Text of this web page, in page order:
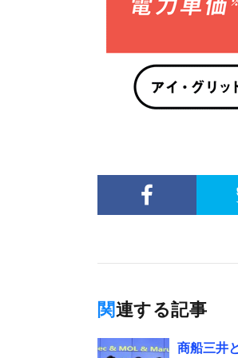
関連する記事
商船三井